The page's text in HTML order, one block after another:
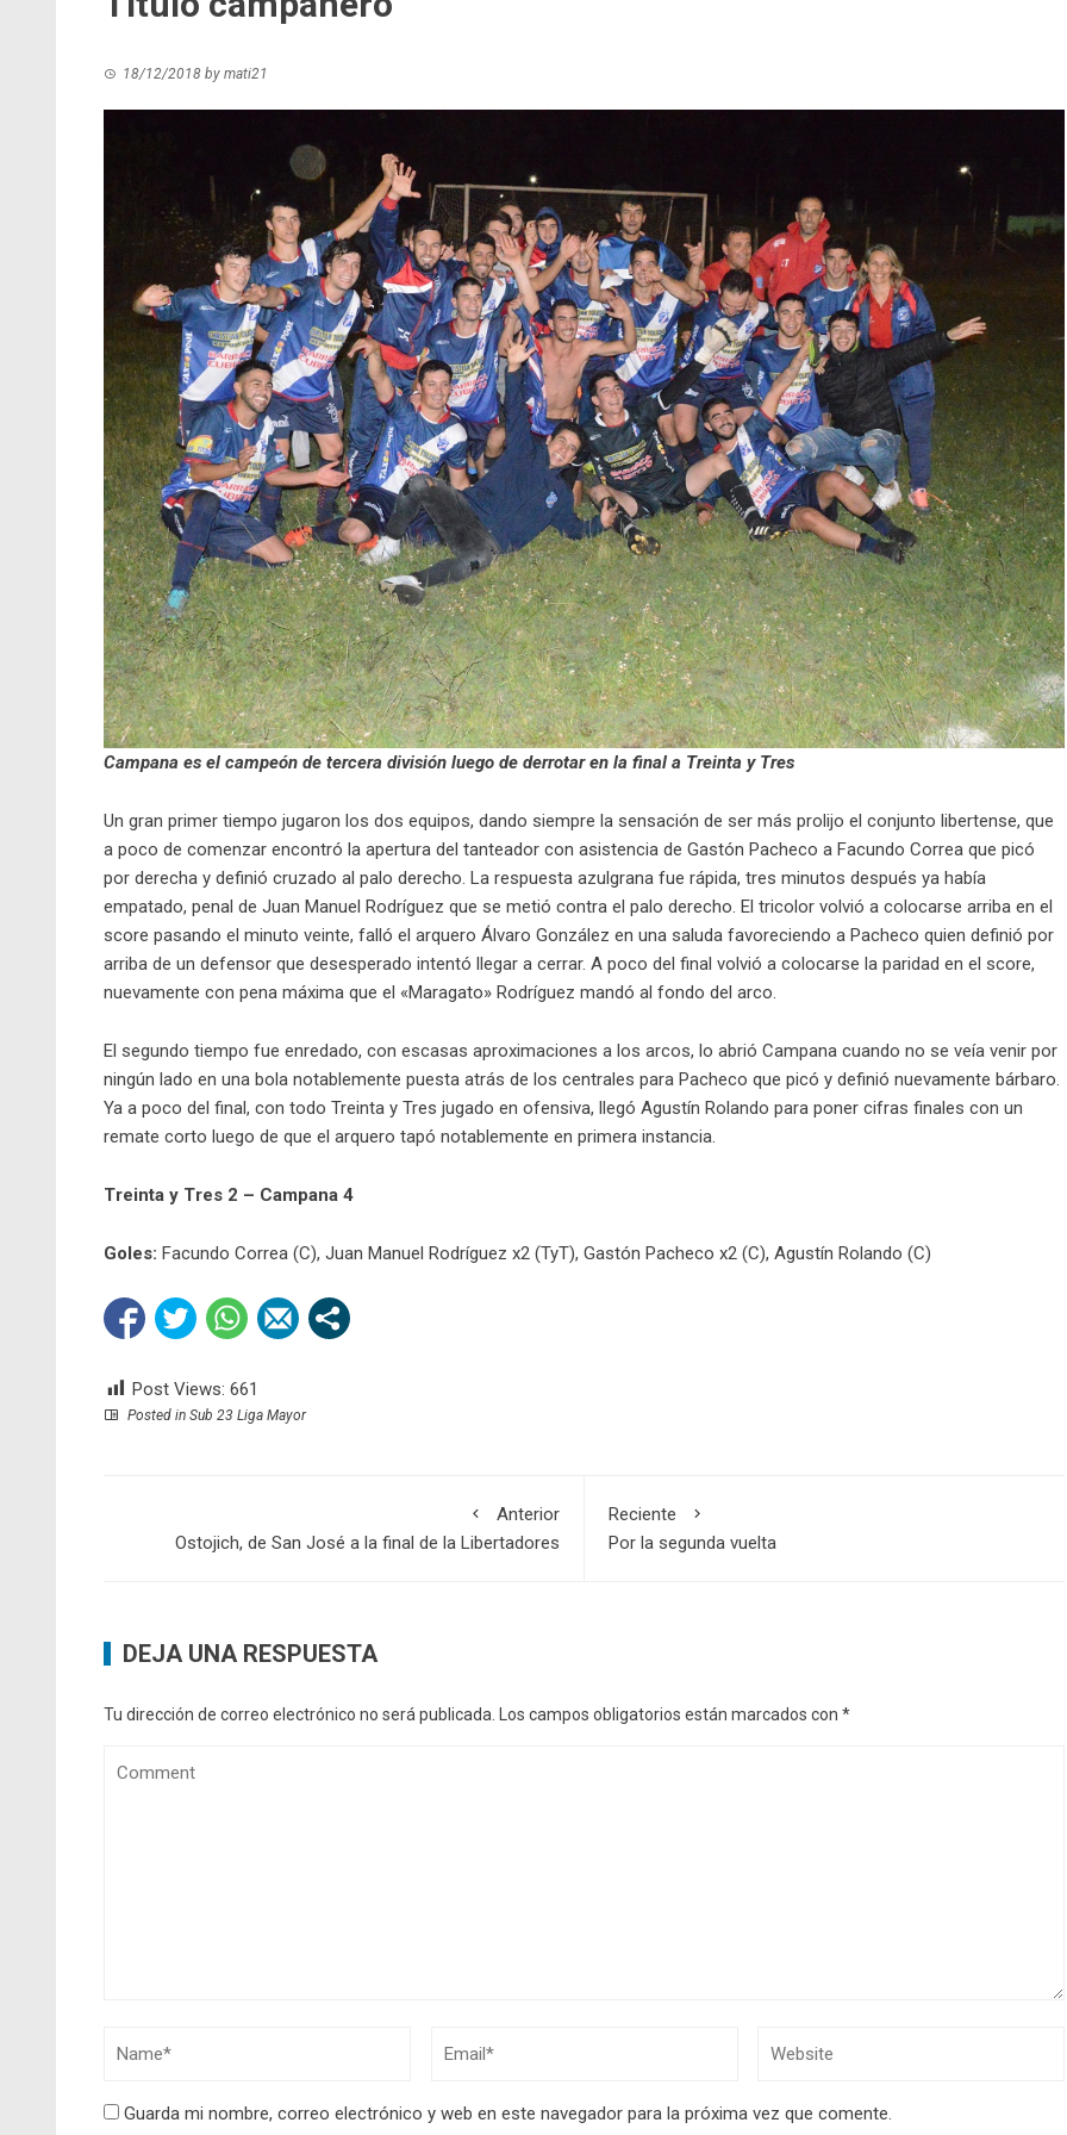
18/12/2018 by mati21
Campana es el campeón de tercera división luego de derrotar en la final a Treinta y Tres
Un gran primer tiempo jugaron los dos equipos, dando siempre la sensación de ser más prolijo el conjunto libertense, que
a poco de comenzar encontró la apertura del tanteador con asistencia de Gastón Pacheco a Facundo Correa que picó
por derecha y definió cruzado al palo derecho. La respuesta azulgrana fue rápida, tres minutos después ya había
empatado, penal de Juan Manuel Rodríguez que se metió contra el palo derecho. El tricolor volvió a colocarse arriba en el
score pasando el minuto veinte, falló el arquero Álvaro González en una saluda favoreciendo a Pacheco quien definió por
arriba de un defensor que desesperado intentó llegar a cerrar. A poco del final volvió a colocarse la paridad en el score,
nuevamente con pena máxima que el «Maragato» Rodríguez mandó al fondo del arco.
El segundo tiempo fue enredado, con escasas aproximaciones a los arcos, lo abrió Campana cuando no se veía venir por
ningún lado en una bola notablemente puesta atrás de los centrales para Pacheco que picó y definió nuevamente bárbaro.
Ya a poco del final, con todo Treinta y Tres jugado en ofensiva, llegó Agustín Rolando para poner cifras finales con un
remate corto luego de que el arquero tapó notablemente en primera instancia.
Treinta y Tres 2 – Campana 4
Goles: Facundo Correa (C), Juan Manuel Rodríguez x2 (TyT), Gastón Pacheco x2 (C), Agustín Rolando (C)
Post Views: 661
Posted in Sub 23 Liga Mayor
Anterior
Ostojich, de San José a la final de la Libertadores
Reciente
Por la segunda vuelta
DEJA UNA RESPUESTA
Tu dirección de correo electrónico no será publicada. Los campos obligatorios están marcados con *
Guarda mi nombre, correo electrónico y web en este navegador para la próxima vez que comente.